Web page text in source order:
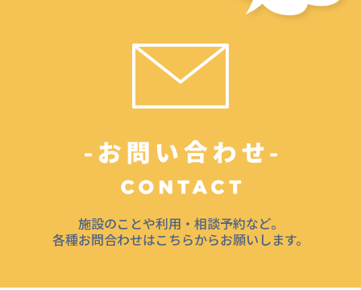
施設のことや利用・相談予約など。
各種お問合わせはこちらからお願いします。